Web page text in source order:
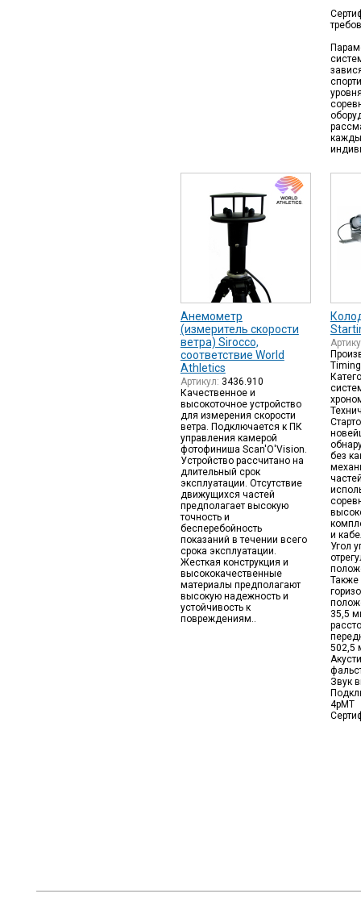
Анемометр
(измеритель скорости
ветра) Sirocco,
соответствие World
Athletics
Артикул: 3436.910
Качественное и
высокоточное устройство
для измерения скорости
ветра. Подключается к ПК
управления камерой
фотофиниша Scan'O'Vision.
Устройство рассчитано на
длительный срок
эксплуатации. Отсутствие
движущихся частей
предполагает высокую
точность и
бесперебойность
показаний в течении всего
срока эксплуатации.
Жесткая конструкция и
высококачественные
материалы предполагают
высокую надежность и
устойчивость к
повреждениям..
без
и
Угол
Также
35,5
502,5
Звук
4pMT